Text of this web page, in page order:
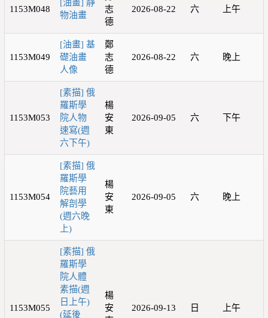
1153M048
[油畫] 靜
物油畫
志
德
2026-08-22 六 上午
1153M049
[油畫] 基
礎油畫
人像
鄭
志
德
2026-08-22 六 晚上
1153M053
[素描] 俄
羅斯學
院人物
速寫(週
六下午)
楊
安
東
2026-09-05 六 下午
1153M054
[素描] 俄
羅斯學
院藝用
解剖學
(週六晚
上)
楊
安
東
2026-09-05 六 晚上
1153M055
[素描] 俄
羅斯學
院人體
素描(週
日上午)
(延後
楊
安
2026-09-13 日 上午